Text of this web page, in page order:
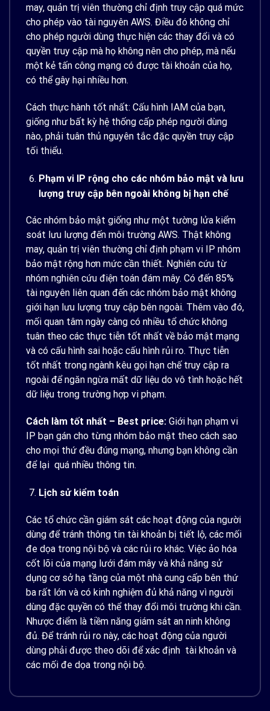
may, quản trị viên thường chỉ định truy cập quá mức
cho phép vào tài nguyên AWS. Điều đó không chỉ
cho phép người dùng thực hiện các thay đổi và có
quyền truy cập mà họ không nên cho phép, mà nếu
một kẻ tấn công mạng có được tài khoản của họ,
có thể gây hại nhiều hơn.
Cách thực hành tốt nhất: Cấu hình IAM của bạn,
giống như bất kỳ hệ thống cấp phép người dùng
nào, phải tuân thủ nguyên tắc đặc quyền truy cập
tối thiểu.
Phạm vi IP rộng cho các nhóm bảo mật và lưu
lượng truy cập bên ngoài không bị hạn chế
Các nhóm bảo mật giống như một tường lửa kiểm
soát lưu lượng đến môi trường AWS. Thật không
may, quản trị viên thường chỉ định phạm vi IP nhóm
bảo mật rộng hơn mức cần thiết. Nghiên cứu từ
nhóm nghiên cứu điện toán đám mây. Có đến 85%
tài nguyên liên quan đến các nhóm bảo mật không
giới hạn lưu lượng truy cập bên ngoài. Thêm vào đó,
mối quan tâm ngày càng có nhiều tổ chức không
tuân theo các thực tiễn tốt nhất về bảo mật mạng
và có cấu hình sai hoặc cấu hình rủi ro. Thực tiễn
tốt nhất trong ngành kêu gọi hạn chế truy cập ra
ngoài để ngăn ngừa mất dữ liệu do vô tình hoặc hết
dữ liệu trong trường hợp vi phạm.
Cách làm tốt nhất – Best price: Giới hạn phạm vi
IP bạn gán cho từng nhóm bảo mật theo cách sao
cho mọi thứ đều đúng mạng, nhưng bạn không cần
để lại quá nhiều thông tin.
Lịch sử kiểm toán
Các tổ chức cần giám sát các hoạt động của người
dùng để tránh thông tin tài khoản bị tiết lộ, các mối
đe dọa trong nội bộ và các rủi ro khác. Việc ảo hóa
cốt lõi của mạng lưới đám mây và khả năng sử
dụng cơ sở hạ tầng của một nhà cung cấp bên thứ
ba rất lớn và có kinh nghiệm đủ khả năng vì người
dùng đặc quyền có thể thay đổi môi trường khi cần.
Nhược điểm là tiềm năng giám sát an ninh không
đủ. Để tránh rủi ro này, các hoạt động của người
dùng phải được theo dõi để xác định tài khoản và
các mối đe dọa trong nội bộ.